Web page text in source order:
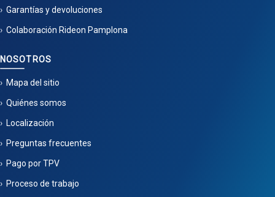
Garantías y devoluciones
Colaboración Rideon Pamplona
NOSOTROS
Mapa del sitio
Quiénes somos
Localización
Preguntas frecuentes
Pago por TPV
Proceso de trabajo